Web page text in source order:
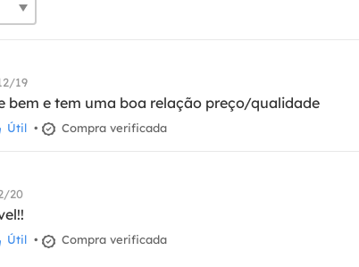
19
bem e tem uma boa relação preço/qualidade
Útil • Compra verificada
20
Útil • Compra verificada